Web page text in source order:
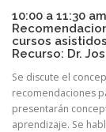
10:00 a 11:30
cursos
Recurso: Dr.
Se discute el
recomendaciones
presentarán
aprendizaje. Se